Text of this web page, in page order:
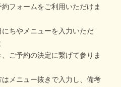
フォームをご利用いただけま
ちやメニューを入力いただ
ご予約の決定に繋げて参りま
メニュー抜きで入力し、備考